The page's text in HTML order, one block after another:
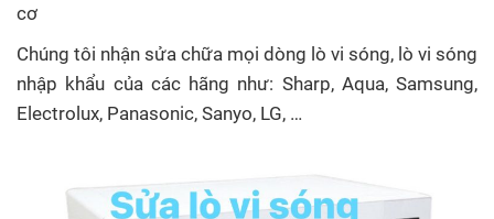
cơ
Chúng tôi nhận sửa chữa mọi dòng lò vi sóng, lò vi sóng
nhập khẩu của các hãng như: Sharp, Aqua, Samsung,
Electrolux, Panasonic, Sanyo, LG, …